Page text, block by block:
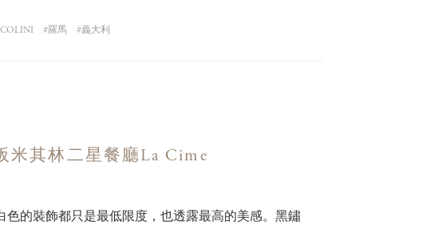
羅馬 義大利
米其林二星餐廳La Cime
色的裝飾都只是最低限度，也透露最高的美感。黑鏽